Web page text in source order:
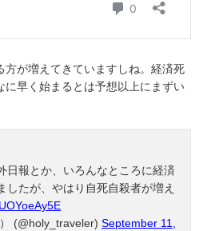
が増えてきていますしね。経済死
に早く始まるとは予想以上にまずい
日報とか、いろんなところに経済
したが、やはり自死自殺者が増え
(@holy_traveler) September 11,